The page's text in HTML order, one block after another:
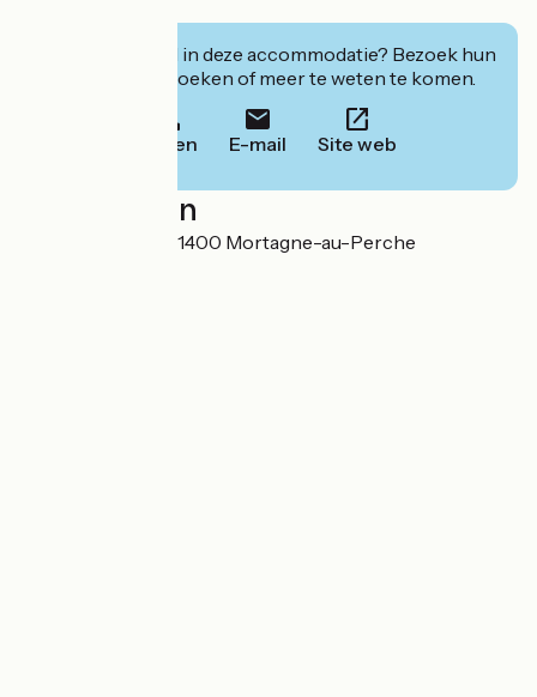
Geïnteresseerd in deze accommodatie? Bezoek hun
website om te boeken of meer te weten te komen.
Bellen E-mail Site web
Localisation
4 place du Palais 61400 Mortagne-au-Perche